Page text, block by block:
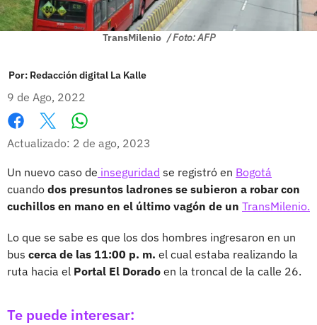
TransMilenio / Foto: AFP
Por: Redacción digital La Kalle
9 de Ago, 2022
Facebook
X
Actualizado: 2 de ago, 2023
Un nuevo caso de inseguridad se registró en Bogotá
cuando dos presuntos ladrones se subieron a robar con
cuchillos en mano en el último vagón de un TransMilenio.
Lo que se sabe es que los dos hombres ingresaron en un
bus cerca de las 11:00 p. m. el cual estaba realizando la
ruta hacia el Portal El Dorado en la troncal de la calle 26.
Te puede interesar: